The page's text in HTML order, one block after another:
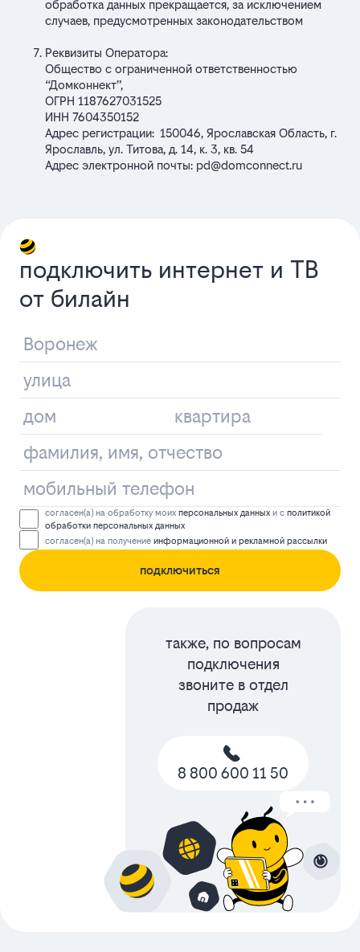
обработка данных прекращается, за исключением
случаев, предусмотренных законодательством
Реквизиты Оператора:
Общество с ограниченной ответственностью
“Домконнект”,
ОГРН 1187627031525
ИНН 7604350152
Адрес регистрации: 150046, Ярославская Область, г.
Ярославль, ул. Титова, д. 14, к. 3, кв. 54
Адрес электронной почты: pd@domconnect.ru
подключить интернет и ТВ
от билайн
согласен(а) на обработку моих персональных данных и с политикой
обработки персональных данных
согласен(а) на получение информационной и рекламной рассылки
подключиться
также, по вопросам
подключения
звоните в отдел
продаж
8 800 600 11 50